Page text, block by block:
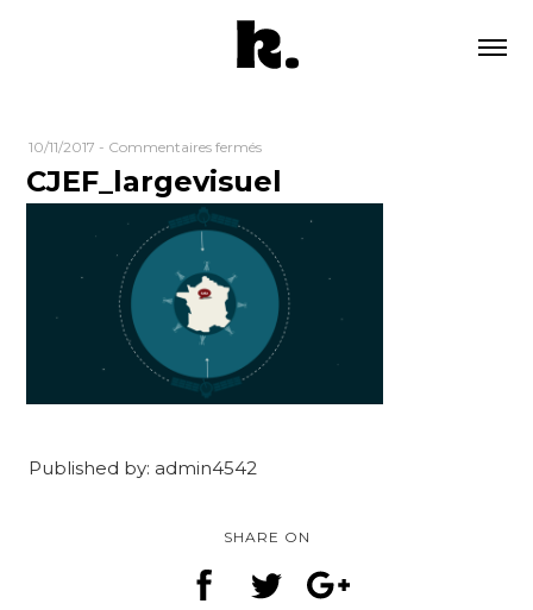
10/11/2017 - Commentaires ferméssur
CJEF_largevisuel
CJEF_largevisuel
Published by: admin4542
SHARE ON